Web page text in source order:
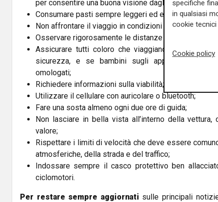
per consentire una buona visione dagli specchietti
Consumare pasti sempre leggeri ed evitare le
Non affrontare il viaggio in condizioni di stanchezza;
Osservare rigorosamente le distanze di sicurezza;
Assicurare tutti coloro che viaggiano a bordo di
sicurezza, e se bambini sugli appositi
omologati;
Richiedere informazioni sulla viabilità;
Utilizzare il cellulare con auricolare o bluetooth;
Fare una sosta almeno ogni due ore di guida;
Non lasciare in bella vista all’interno della
valore;
Rispettare i limiti di velocità che deve essere
atmosferiche, della strada e del traffico;
Indossare sempre il casco protettivo ben
ciclomotori.
Per restare sempre aggiornati sulle principali
specifiche
in qualsiasi
cookie tecnici
Cookie policy